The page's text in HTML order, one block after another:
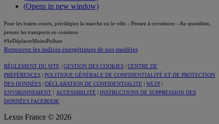
(Opens in new window)
Pour les trajets courts, privilégiez la marche ou le vélo - Pensez à covoiturer - Au quotidien,
prenez les transports en commun
#SeDéplacerMoinsPolluer
Retrouvez les indices énergétiques de nos modèles
RÈGLEMENT DU SITE | GESTION DES COOKIES | CENTRE DE
PRÉFÉRENCES | POLITIQUE GÉNÉRALE DE CONFIDENTIALITÉ ET DE PROTECTION
DES DONNÉES | DÉCLARATION DE CONFIDENTIALITE | WLTP |
ENVIRONNEMENT | ACCESSIBILITÉ | INSTRUCTIONS DE SUPPRESSION DES
DONNÉES FACEBOOK
Lexus France © 2026